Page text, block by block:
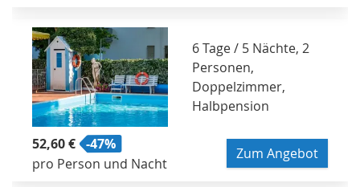
6 Tage / 5 Nächte, 2
Personen,
Doppelzimmer,
Halbpension
52,60 € -47%
pro Person und Nacht
Zum Angebot